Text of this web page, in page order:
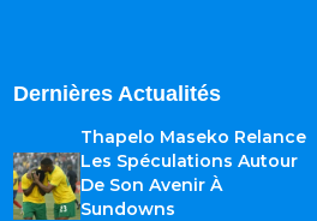
Dernières Actualités
Thapelo Maseko Relance
Les Spéculations Autour
De Son Avenir À
Sundowns